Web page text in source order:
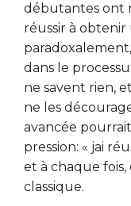
débutantes ont
réussir à obtenir
dans le
ne savent rien,
ne les
avancée
pression: « jai
et à chaque
classique.